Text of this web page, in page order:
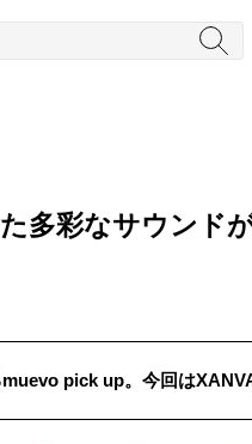
#女性シンガー #ヒップホ
多彩なサウンド
pick up。今回は